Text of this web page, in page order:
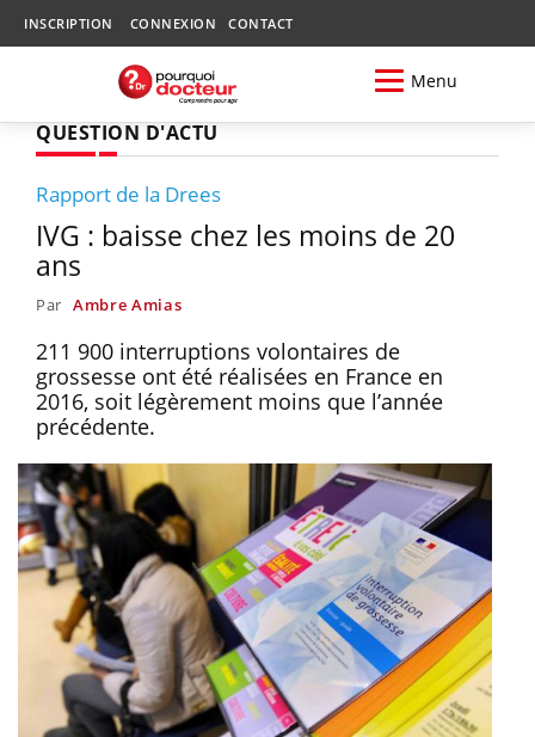
INSCRIPTION CONNEXION CONTACT
Menu
QUESTION D'ACTU
Rapport de la Drees
IVG : baisse chez les moins de 20
ans
Par Ambre Amias
211 900 interruptions volontaires de
grossesse ont été réalisées en France en
2016, soit légèrement moins que l’année
précédente.